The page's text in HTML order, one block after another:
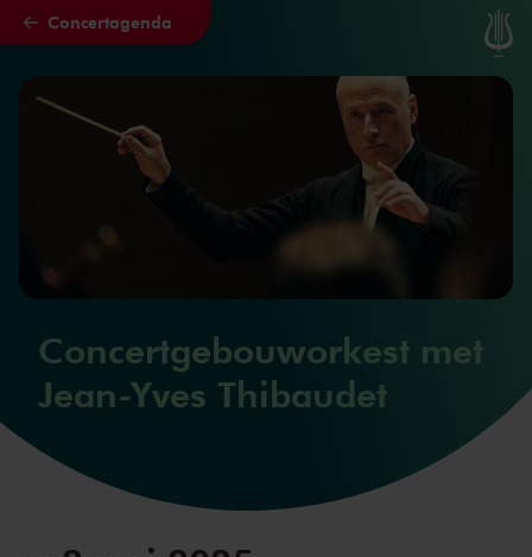
Naar hoofdcontent
Concertagenda
Concertgebouworkest met
Jean-Yves Thibaudet